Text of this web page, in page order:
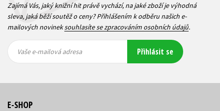
Zajímá Vás, jaký knižní hit právě vychází, na jaké zboží je výhodná
sleva, jaká běží soutěž o ceny? Přihlášením k odběru našich e-
mailových novineksouhlasíte se zpracováním osobních údajů.
mailová
mailová
Vaše e-mailová adresa Přihlásit se
E-SHOP